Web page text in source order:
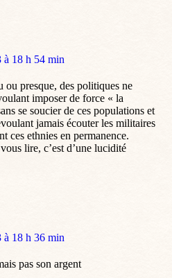
à 18 h 54 min
ou presque, des politiques ne
imposer de force « la
se soucier de ces populations et
jamais écouter les militaires
ces ethnies en permanence.
lire, c’est d’une lucidité
à 18 h 36 min
pas son argent